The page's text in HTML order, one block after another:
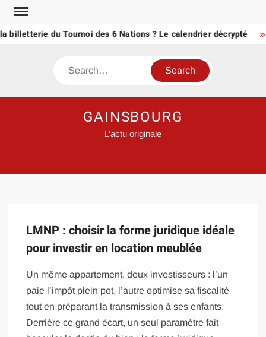
Skip
content
billetterie du Tournoi des 6 Nations ? Le calendrier décrypté
Search
GAINSBOURG
L'actu originale
LMNP : choisir la forme juridique idéale
pour investir en location meublée
Un même appartement, deux investisseurs : l’un
paie l’impôt plein pot, l’autre optimise sa fiscalité
tout en préparant la transmission à ses enfants.
Derrière ce grand écart, un seul paramètre fait